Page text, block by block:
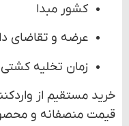
کشور مبدا
عرضه و تقاضای
زمان تخلیه
خرید مستقیم از
قیمت منصفانه و